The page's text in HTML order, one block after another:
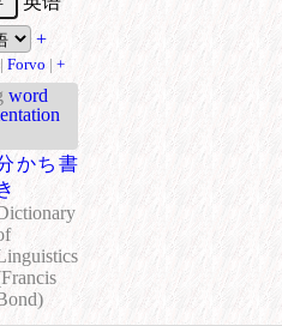
+
| Forvo | +
word
かち書